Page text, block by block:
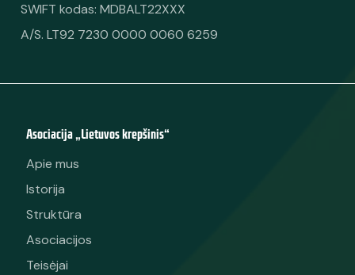
SWIFT kodas: MDBALT22XXX
A/S. LT92 7230 0000 0060 6259
Asociacija „Lietuvos krepšinis“
Apie mus
Istorija
Struktūra
Asociacijos
Teisėjai